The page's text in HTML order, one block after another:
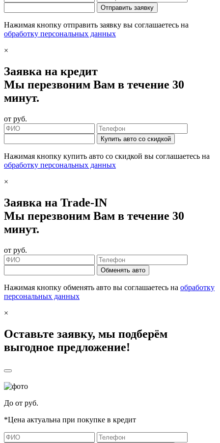
Отправить заявку
Нажимая кнопку отправить заявку вы соглашаетесь на
обработку персональных данных
×
Заявка на кредит
Мы перезвоним Вам в течение 30
минут.
от руб.
Купить авто со скидкой
Нажимая кнопку купить авто со скидкой вы соглашаетесь на
обработку персональных данных
×
Заявка на Trade-IN
Мы перезвоним Вам в течение 30
минут.
от руб.
Обменять авто
Нажимая кнопку обменять авто вы соглашаетесь на обработку
персональных данных
×
Оставьте заявку, мы подберём
выгодное предложение!
До от руб.
*Цена актуальна при покупке в кредит